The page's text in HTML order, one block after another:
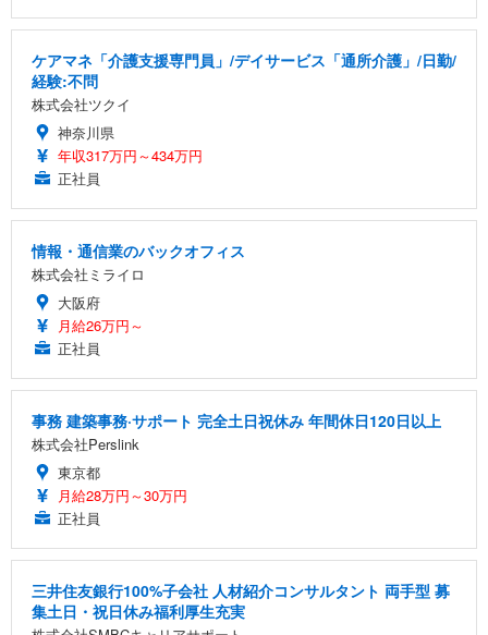
ケアマネ「介護支援専門員」/デイサービス「通所介護」/日勤/
経験:不問
株式会社ツクイ
神奈川県
年収317万円～434万円
正社員
情報・通信業のバックオフィス
株式会社ミライロ
大阪府
月給26万円～
正社員
事務 建築事務·サポート 完全土日祝休み 年間休日120日以上
株式会社Perslink
東京都
月給28万円～30万円
正社員
三井住友銀行100%子会社 人材紹介コンサルタント 両手型 募
集土日・祝日休み福利厚生充実